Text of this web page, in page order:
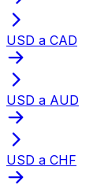
USD a CAD
USD a AUD
USD a CHF